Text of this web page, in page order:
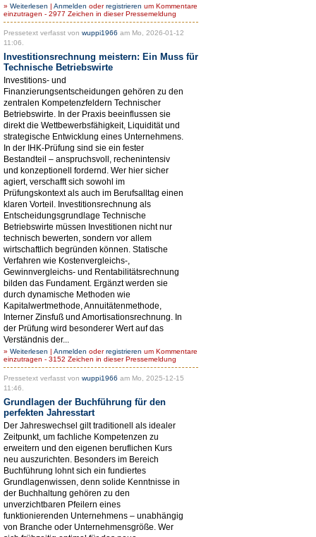
» Weiterlesen | Anmelden oderregistrieren um Kommentare
einzutragen - 2977 Zeichen in dieser Pressemeldung
Pressetext verfasst von wuppi1966 am Mo, 2026-01-12
11:06.
Investitionsrechnung meistern: Ein Muss für
Technische Betriebswirte
Investitions- und
Finanzierungsentscheidungen gehören zu den
zentralen Kompetenzfeldern Technischer
Betriebswirte. In der Praxis beeinflussen sie
direkt die Wettbewerbsfähigkeit, Liquidität und
strategische Entwicklung eines Unternehmens.
In der IHK-Prüfung sind sie ein fester
Bestandteil – anspruchsvoll, rechenintensiv
und konzeptionell fordernd. Wer hier sicher
agiert, verschafft sich sowohl im
Prüfungskontext als auch im Berufsalltag einen
klaren Vorteil. Investitionsrechnung als
Entscheidungsgrundlage Technische
Betriebswirte müssen Investitionen nicht nur
technisch bewerten, sondern vor allem
wirtschaftlich begründen können. Statische
Verfahren wie Kostenvergleichs-,
Gewinnvergleichs- und Rentabilitätsrechnung
bilden das Fundament. Ergänzt werden sie
durch dynamische Methoden wie
Kapitalwertmethode, Annuitätenmethode,
Interner Zinsfuß und Amortisationsrechnung. In
der Prüfung wird besonderer Wert auf das
Verständnis der...
» Weiterlesen | Anmelden oderregistrieren um Kommentare
einzutragen - 3152 Zeichen in dieser Pressemeldung
Pressetext verfasst von wuppi1966 am Mo, 2025-12-15
11:46.
Grundlagen der Buchführung für den
perfekten Jahresstart
Der Jahreswechsel gilt traditionell als idealer
Zeitpunkt, um fachliche Kompetenzen zu
erweitern und den eigenen beruflichen Kurs
neu auszurichten. Besonders im Bereich
Buchführung lohnt sich ein fundiertes
Grundlagenwissen, denn solide Kenntnisse in
der Buchhaltung gehören zu den
unverzichtbaren Pfeilern eines
funktionierenden Unternehmens – unabhängig
von Branche oder Unternehmensgröße. Wer